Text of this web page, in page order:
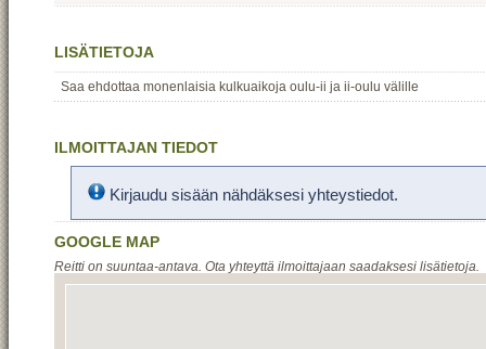
LISÄTIETOJA
Saa ehdottaa monenlaisia kulkuaikoja oulu-ii ja ii-oulu välille
ILMOITTAJAN TIEDOT
Kirjaudu sisään nähdäksesi yhteystiedot.
GOOGLE MAP
Reitti on suuntaa-antava. Ota yhteyttä ilmoittajaan saadaksesi lisätietoja.